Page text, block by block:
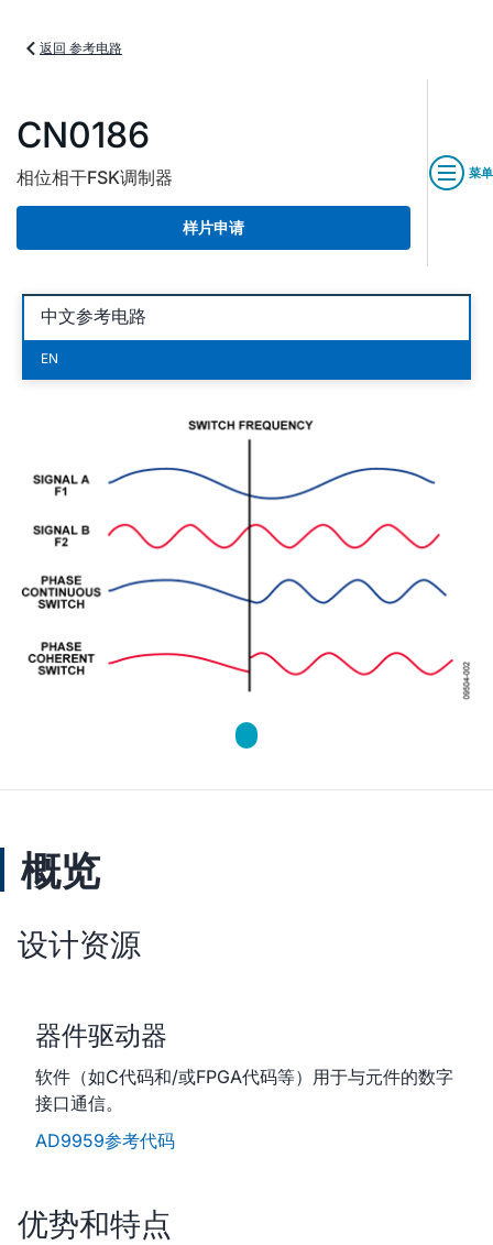
返回 参考电路
CN0186
相位相干FSK调制器
样片申请
菜单
中文参考电路
EN
概览
设计资源
器件驱动器
软件（如C代码和/或FPGA代码等）用于与元件的数字
接口通信。
AD9959参考代码
优势和特点